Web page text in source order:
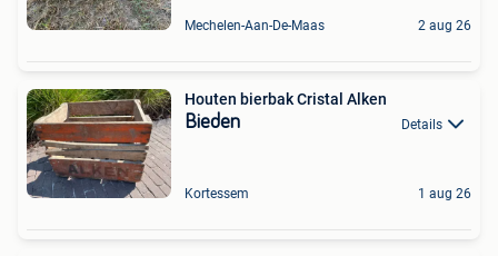
Mechelen-Aan-De-Maas 2 aug 26
Houten bierbak Cristal Alken
Bieden Details
Kortessem 1 aug 26